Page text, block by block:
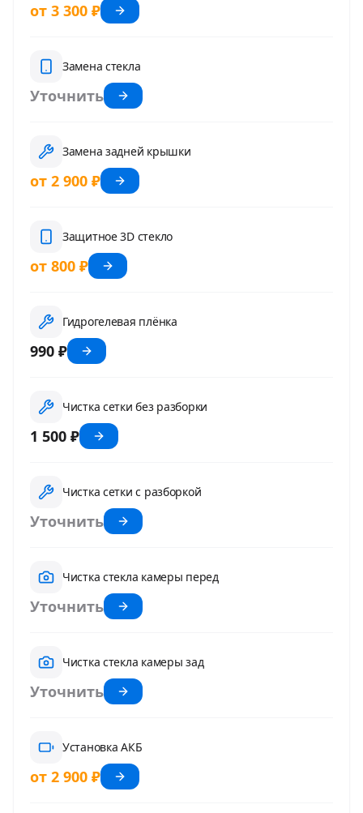
от 3 300 ₽
Замена стекла
Уточнить
Замена задней крышки
от 2 900 ₽
Защитное 3D стекло
от 800 ₽
Гидрогелевая плёнка
990 ₽
Чистка сетки без разборки
1 500 ₽
Чистка сетки с разборкой
Уточнить
Чистка стекла камеры перед
Уточнить
Чистка стекла камеры зад
Уточнить
Установка АКБ
от 2 900 ₽